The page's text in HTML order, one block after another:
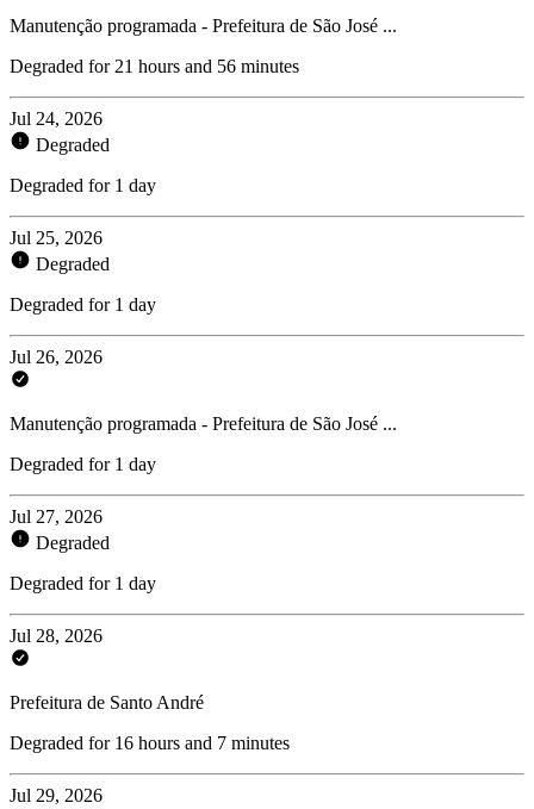
Manutenção programada - Prefeitura de São José ...
Degraded for 21 hours and 56 minutes
Jul 24, 2026
Degraded
Degraded for 1 day
Jul 25, 2026
Degraded
Degraded for 1 day
Jul 26, 2026
Manutenção programada - Prefeitura de São José ...
Degraded for 1 day
Jul 27, 2026
Degraded
Degraded for 1 day
Jul 28, 2026
Prefeitura de Santo André
Degraded for 16 hours and 7 minutes
Jul 29, 2026